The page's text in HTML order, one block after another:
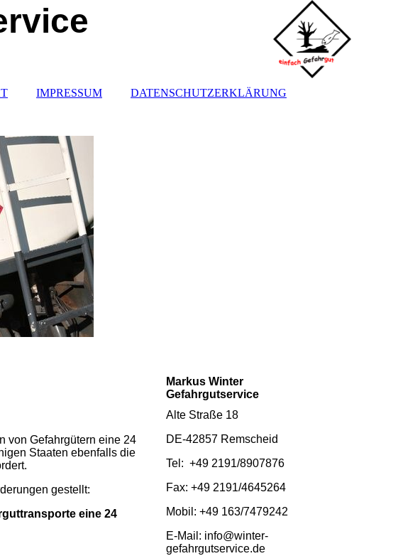
IMPRESSUM DATENSCHUTZERKLÄRUNG
von Gefahrgütern eine 24
Staaten ebenfalls die
gestellt:
eine 24
Markus Winter
Gefahrgutservice
Alte Straße 18
DE-42857 Remscheid
Tel: +49 2191/8907876
Fax: +49 2191/4645264
Mobil: +49 163/7479242
E-Mail: info@winter-
gefahrgutservice.de